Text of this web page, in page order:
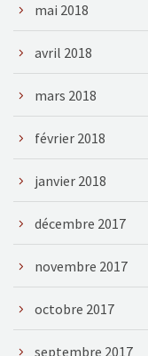
mai 2018
avril 2018
mars 2018
février 2018
janvier 2018
décembre 2017
novembre 2017
octobre 2017
septembre 2017